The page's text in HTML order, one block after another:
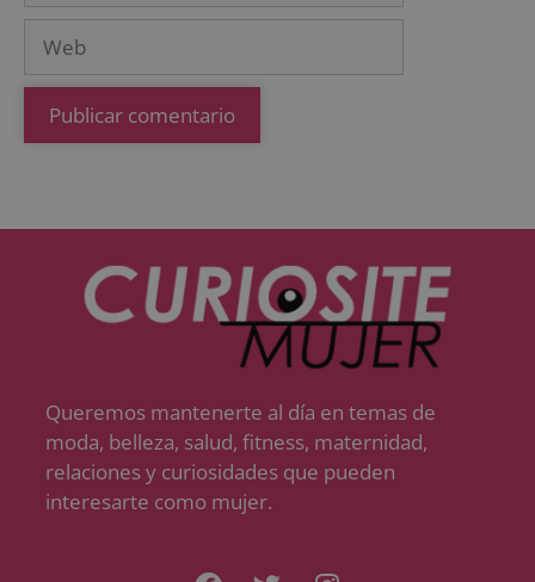
Queremos mantenerte al día en temas de
moda, belleza, salud, fitness, maternidad,
relaciones y curiosidades que pueden
interesarte como mujer.